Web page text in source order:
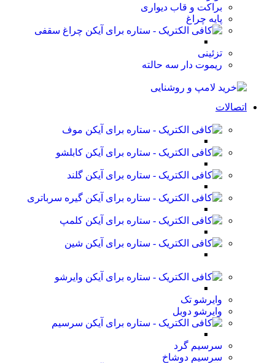
براکت و قاب دیواری
پایه چراغ
چراغ سقفی
تزئینی
ریموت دار سه حالته
اتصالات
موف
کابلشو
گلند
گیره سرباتری
کلمپ
شین
وایرشو
وایرشو تک
وایرشو دوبل
سرسیم
سرسیم گرد
سرسیم دوشاخ